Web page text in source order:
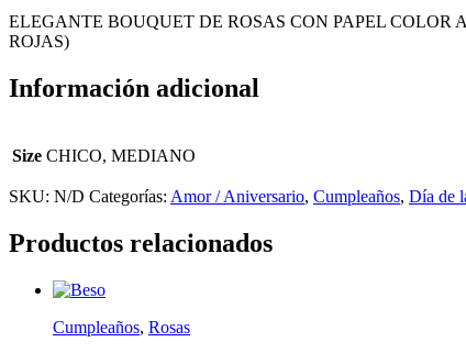
ELEGANTE BOUQUET DE ROSAS CON PAPEL
ROJAS)
Información adicional
Size CHICO, MEDIANO
SKU: N/D Categorías: Amor / Aniversario, Cumpleaños, Día de
Productos relacionados
Cumpleaños, Rosas